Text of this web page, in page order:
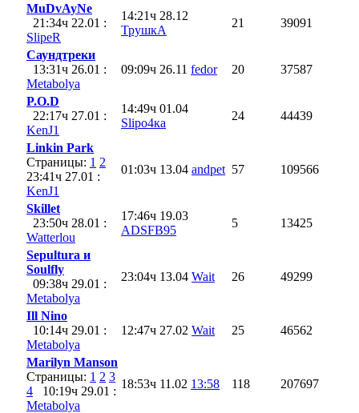
MuDvAyNe
21:34ч 22.01 :
SlipeR
14:21ч 28.12
ТрушкА
21 39091
Саундтреки
13:31ч 26.01 :
Metabolya
09:09ч 26.11 fedor 20 37587
P.O.D
22:17ч 27.01 :
KenJ1
14:49ч 01.04
Slipо4ка
24 44439
Linkin Park
Страницы: 1 2
23:41ч 27.01 :
KenJ1
01:03ч 13.04 andpet 57 109566
Skillet
23:50ч 28.01 :
Watterlou
17:46ч 19.03
ADSFB95
5 13425
Sepultura и
Soulfly
09:38ч 29.01 :
Metabolya
23:04ч 13.04 Wait 26 49299
Ill Nino
10:14ч 29.01 :
Metabolya
12:47ч 27.02 Wait 25 46562
Marilyn Мanson
Страницы: 1 2 3
4 10:19ч 29.01 :
Metabolya
18:53ч 11.02 13:58 118 207697